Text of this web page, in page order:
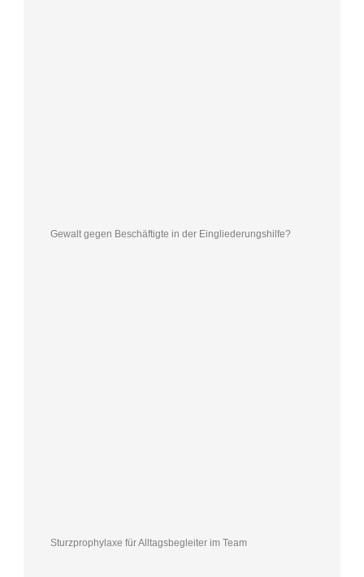
Gewalt gegen Beschäftigte in der Eingliederungshilfe?
Sturzprophylaxe für Alltagsbegleiter im Team